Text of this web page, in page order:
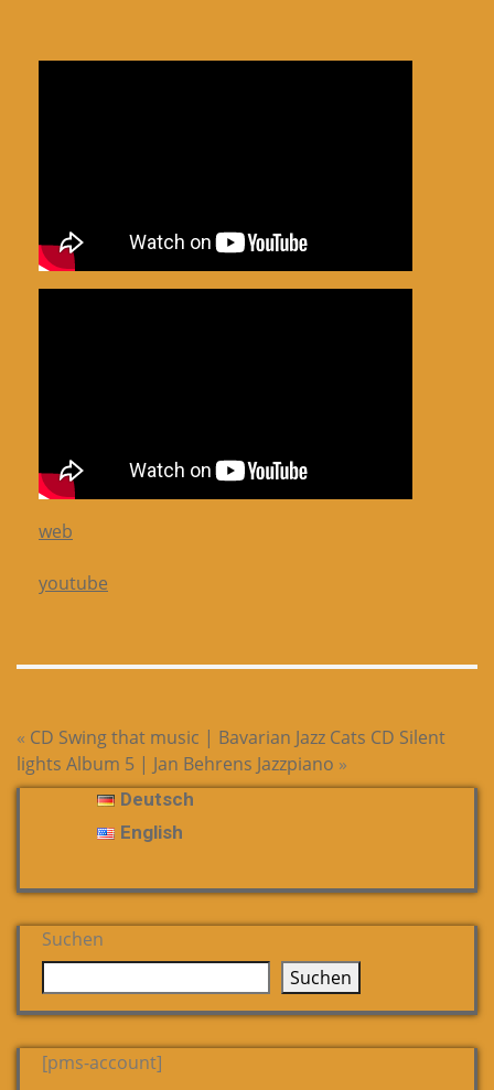
web
youtube
« CD Swing that music | Bavarian Jazz Cats CD Silent
lights Album 5 | Jan Behrens Jazzpiano »
Deutsch
English
Suchen
Suchen
[pms-account]